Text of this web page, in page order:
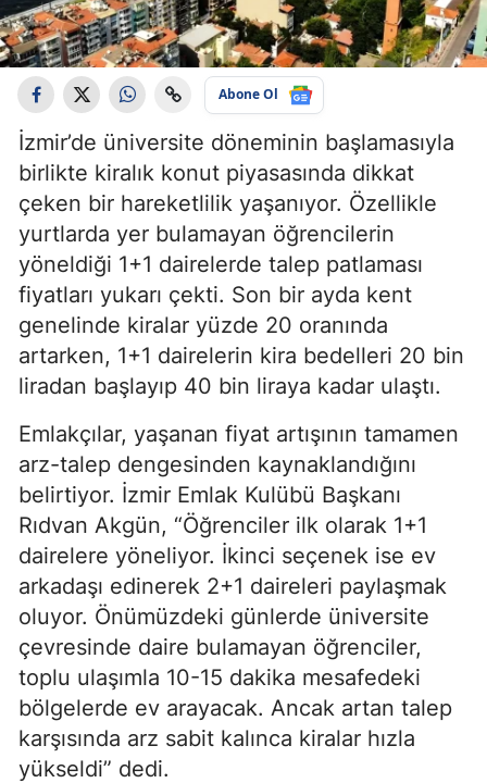
Abone Ol
İzmir’de üniversite döneminin başlamasıyla
birlikte kiralık konut piyasasında dikkat
çeken bir hareketlilik yaşanıyor. Özellikle
yurtlarda yer bulamayan öğrencilerin
yöneldiği 1+1 dairelerde talep patlaması
fiyatları yukarı çekti. Son bir ayda kent
genelinde kiralar yüzde 20 oranında
artarken, 1+1 dairelerin kira bedelleri 20 bin
liradan başlayıp 40 bin liraya kadar ulaştı.
Emlakçılar, yaşanan fiyat artışının tamamen
arz-talep dengesinden kaynaklandığını
belirtiyor. İzmir Emlak Kulübü Başkanı
Rıdvan Akgün, “Öğrenciler ilk olarak 1+1
dairelere yöneliyor. İkinci seçenek ise ev
arkadaşı edinerek 2+1 daireleri paylaşmak
oluyor. Önümüzdeki günlerde üniversite
çevresinde daire bulamayan öğrenciler,
toplu ulaşımla 10-15 dakika mesafedeki
bölgelerde ev arayacak. Ancak artan talep
karşısında arz sabit kalınca kiralar hızla
yükseldi” dedi.